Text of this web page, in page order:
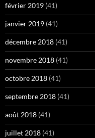
février 2019 (41)
janvier 2019 (41)
décembre 2018 (41)
novembre 2018 (41)
octobre 2018 (41)
septembre 2018 (41)
août 2018 (41)
juillet 2018 (41)